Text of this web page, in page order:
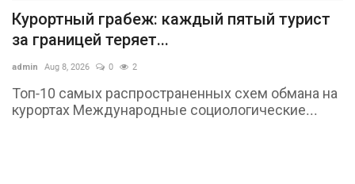
Курортный грабеж: каждый пятый турист
за границей теряет...
admin Aug 8, 2026 0 2
Топ-10 самых распространенных схем обмана на
курортах Международные социологические...